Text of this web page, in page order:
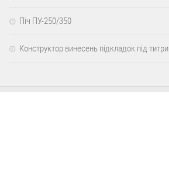
Піч ПУ-250/350
Конструктор винесень підкладок під титри